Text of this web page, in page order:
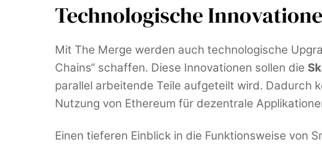
Technologische
Mit The Merge werden auch technologische
Chains“ schaffen. Diese Innovationen sollen die
parallel arbeitende Teile aufgeteilt wird. Dadurch
Nutzung von Ethereum für dezentrale
Einen tieferen Einblick in die Funktionsweise von